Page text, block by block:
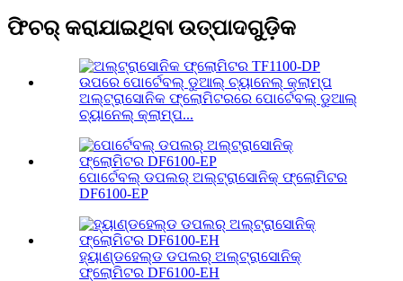
ଫିଚର୍ କରାଯାଇଥିବା ଉତ୍ପାଦଗୁଡ଼ିକ
ଅଲ୍ଟ୍ରାସୋନିକ ଫ୍ଲୋମିଟରରେ ପୋର୍ଟେବଲ୍ ଡୁଆଲ୍
ଚ୍ୟାନେଲ୍ କ୍ଲାମ୍ପ...
ପୋର୍ଟେବଲ୍ ଡପଲର୍ ଅଲ୍ଟ୍ରାସୋନିକ୍ ଫ୍ଲୋମିଟର
DF6100-EP
ହ୍ୟାଣ୍ଡହେଲ୍ଡ ଡପଲର୍ ଅଲ୍ଟ୍ରାସୋନିକ୍
ଫ୍ଲୋମିଟର DF6100-EH